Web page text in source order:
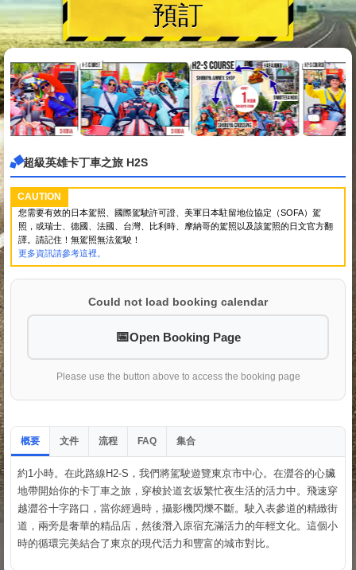
預訂
超級英雄卡丁車之旅 H2S
CAUTION
您需要有效的日本駕照、國際駕駛許可證、美軍日本駐留地位協定（SOFA）駕
照，或瑞士、德國、法國、台灣、比利時、摩納哥的駕照以及該駕照的日文官方翻
譯。請記住！無駕照無法駕駛！
更多資訊請參考這裡。
Could not load booking calendar
Open Booking Page
Please use the button above to access the booking page
概要 文件 流程 FAQ 集合
約1小時。在此路線H2-S，我們將駕駛遊覽東京市中心。在澀谷的心臟
地帶開始你的卡丁車之旅，穿梭於道玄坂繁忙夜生活的活力中。飛速穿
越澀谷十字路口，當你經過時，攝影機閃爍不斷。駛入表參道的精緻街
道，兩旁是奢華的精品店，然後潛入原宿充滿活力的年輕文化。這個小
時的循環完美結合了東京的現代活力和豐富的城市對比。